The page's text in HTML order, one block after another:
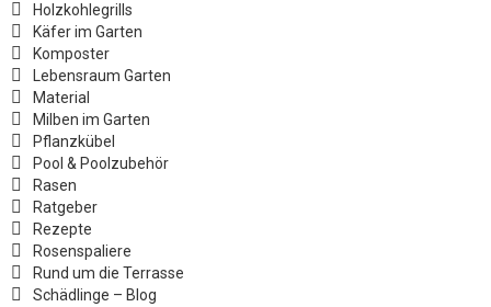
Holzkohlegrills
Käfer im Garten
Komposter
Lebensraum Garten
Material
Milben im Garten
Pflanzkübel
Pool & Poolzubehör
Rasen
Ratgeber
Rezepte
Rosenspaliere
Rund um die Terrasse
Schädlinge – Blog